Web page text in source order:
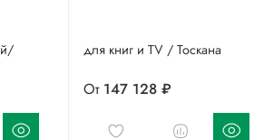
для книг и TV / Тоскана
От 147 128 ₽